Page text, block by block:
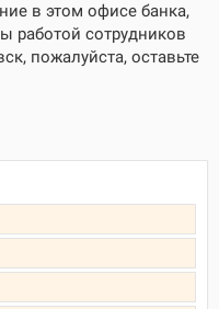
в этом офисе банка,
работой сотрудников
пожалуйста, оставьте